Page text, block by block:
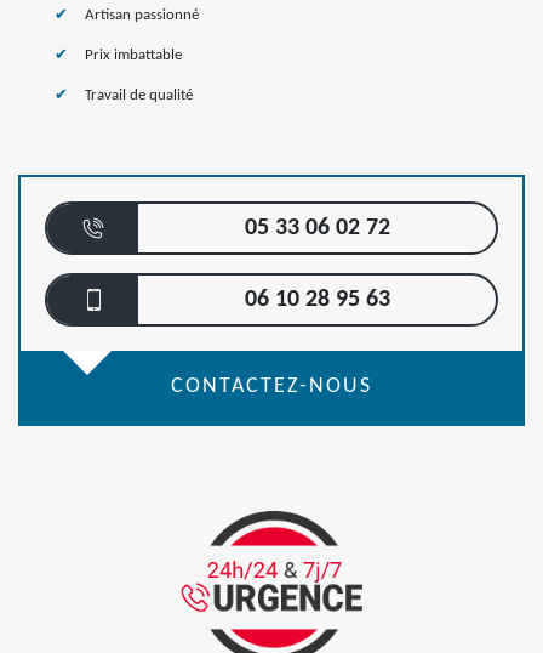
Artisan passionné
Prix imbattable
Travail de qualité
05 33 06 02 72
06 10 28 95 63
CONTACTEZ-NOUS